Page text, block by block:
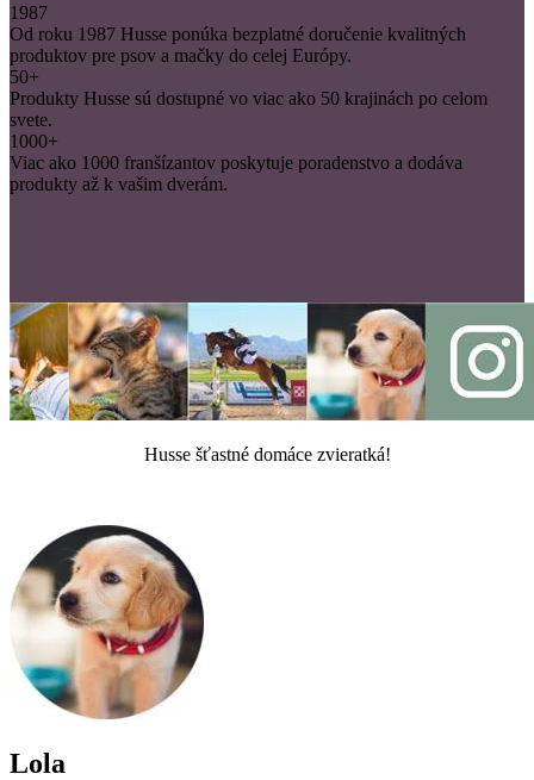
1987
Od roku 1987 Husse ponúka bezplatné doručenie kvalitných
produktov pre psov a mačky do celej Európy.
50+
Produkty Husse sú dostupné vo viac ako 50 krajinách po celom
svete.
1000+
Viac ako 1000 franšízantov poskytuje poradenstvo a dodáva
produkty až k vašim dverám.
Husse šťastné domáce zvieratká!
Lola